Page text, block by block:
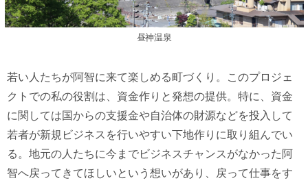
昼神温泉
若い人たちが阿智に来て楽しめる町づくり。このプロジェ
クトでの私の役割は、資金作りと発想の提供。特に、資金
に関しては国からの支援金や自治体の財源などを投入して
若者が新規ビジネスを行いやすい下地作りに取り組んでい
る。地元の人たちに今までビジネスチャンスがなかった阿
智へ戻ってきてほしいという想いがあり、戻って仕事をす